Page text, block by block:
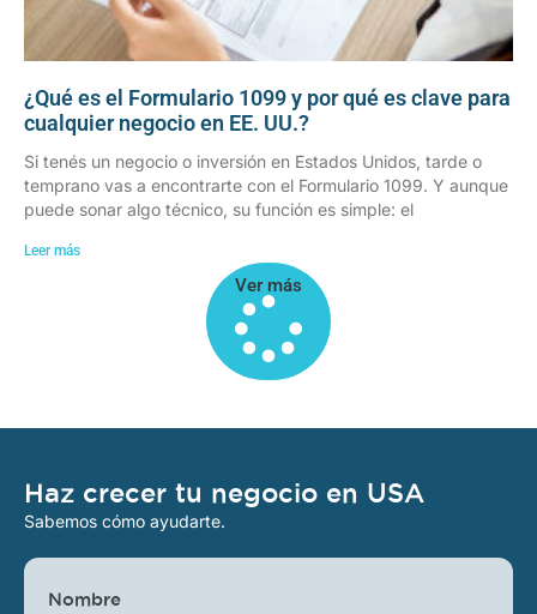
¿Qué es el Formulario 1099 y por qué es clave para
cualquier negocio en EE. UU.?
Si tenés un negocio o inversión en Estados Unidos, tarde o
temprano vas a encontrarte con el Formulario 1099. Y aunque
puede sonar algo técnico, su función es simple: el
Leer más
Ver más
Haz crecer tu negocio en USA
Sabemos cómo ayudarte.
Nombre